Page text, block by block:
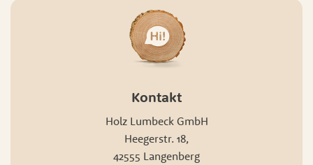
Kontakt
Holz Lumbeck GmbH
Heegerstr. 18,
42555 Langenberg